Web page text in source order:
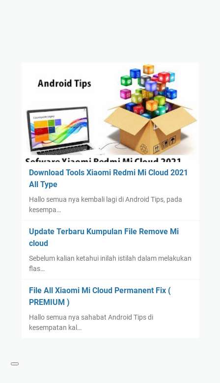
Download Tools Xiaomi Redmi Mi Cloud 2021
All Type
Hallo semua nya kembali lagi di Android Tips, pada
kesempa…
Update Terbaru Kumpulan File Remove Mi
cloud
Sebelum kalian ketahui inilah istilah dalam melakukan
flas…
File All Xiaomi Mi Cloud Permanent Fix (
PREMIUM )
Hallo semua nya sahabat Android Tips di
kesempatan kal…